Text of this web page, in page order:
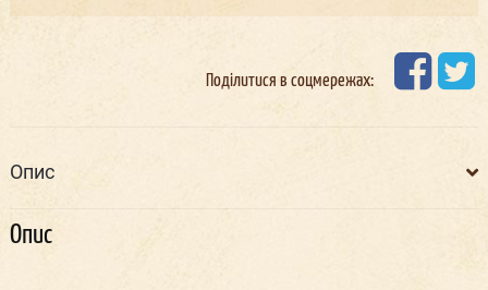
Поділитися в соцмережах:
Опис
Опис